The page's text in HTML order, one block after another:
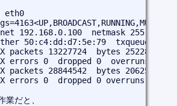
eth0
192.168.0.100  netmask
50:c4:dd:d7:5e:79  txqueuelen
packets 13227724  bytes 2522839292
errors 0  dropped 0  overruns 0
packets 28844542  bytes
errors 0  dropped 0 overruns 0
業だと、